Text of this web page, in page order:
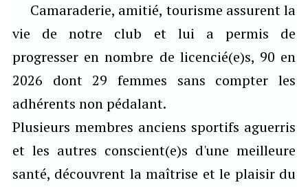
Camaraderie, amitié, tourisme assurent la
vie de notre club et lui a permis de
progresser en nombre de licencié(e)s, 90 en
2026 dont 29 femmes sans compter les
adhérents non pédalant.
Plusieurs membres anciens sportifs aguerris
et les autres conscient(e)s d'une meilleure
santé, découvrent la maîtrise et le plaisir du